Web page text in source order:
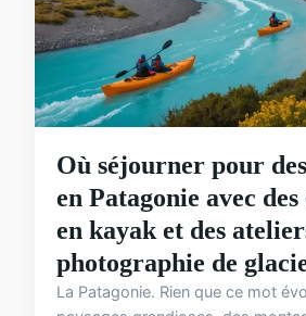
Où séjourner pour
en Patagonie avec
en kayak et des
photographie de
La Patagonie. Rien que ce mot